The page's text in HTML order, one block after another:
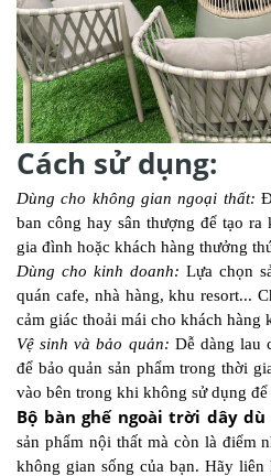
Cách sử dụng:
Dùng cho không gian ngoại thất:
ban công hay sân thượng để tạo
gia đình hoặc khách hàng thưởng
Dùng cho kinh doanh: Lựa chọn
quán cafe, nhà hàng, khu resort...
cảm giác thoải mái cho khách hàng
Vệ sinh và bảo quản: Dễ dàng lau
để bảo quản sản phẩm trong thời
vào bên trong khi không sử dụng
Bộ bàn ghế ngoài trời dây dù
sản phẩm nội thất mà còn là điểm
không gian sống của bạn. Hãy liên